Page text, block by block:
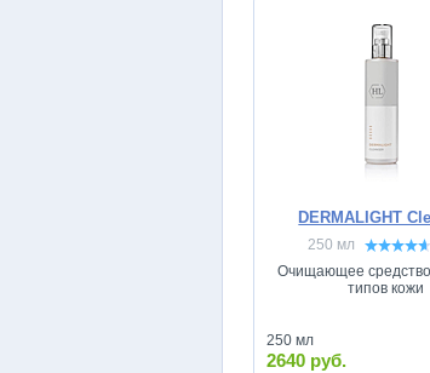
DERMALIGHT
250 мл
Очищающее средство
типов кожи
250 мл
2640 руб.